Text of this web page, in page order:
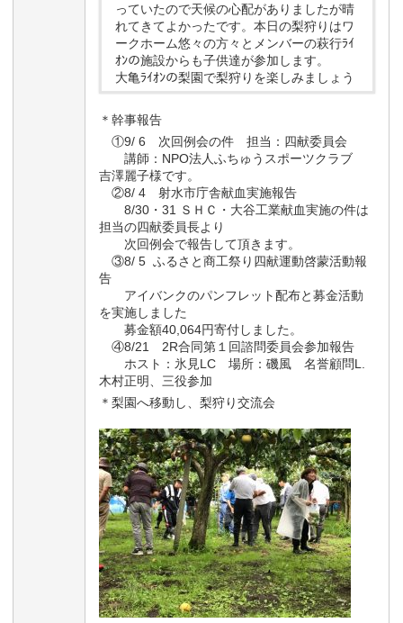
っていたので天候の心配がありましたが晴
れてきてよかったです。本日の梨狩りはワ
ークホーム悠々の方々とメンバーの萩行ﾗｲ
ｵﾝの施設からも子供達が参加します。
大亀ﾗｲｵﾝの梨園で梨狩りを楽しみましょう
＊幹事報告
①9/ 6 次回例会の件 担当：四献委員会
講師：NPO法人ふちゅうスポーツクラブ
吉澤麗子様です。
②8/ 4 射水市庁舎献血実施報告
8/30・31 ＳＨＣ・大谷工業献血実施の件は
担当の四献委員長より
次回例会で報告して頂きます。
③8/ 5 ふるさと商工祭り四献運動啓蒙活動報
告
アイバンクのパンフレット配布と募金活動
を実施しました
募金額40,064円寄付しました。
④8/21 2R合同第１回諮問委員会参加報告
ホスト：氷見LC 場所：磯風 名誉顧問L.
木村正明、三役参加
＊梨園へ移動し、梨狩り交流会